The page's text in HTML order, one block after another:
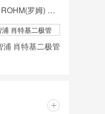
RB522ES-30T15R ROHM(罗姆) 二极管
肖特基二极管
+